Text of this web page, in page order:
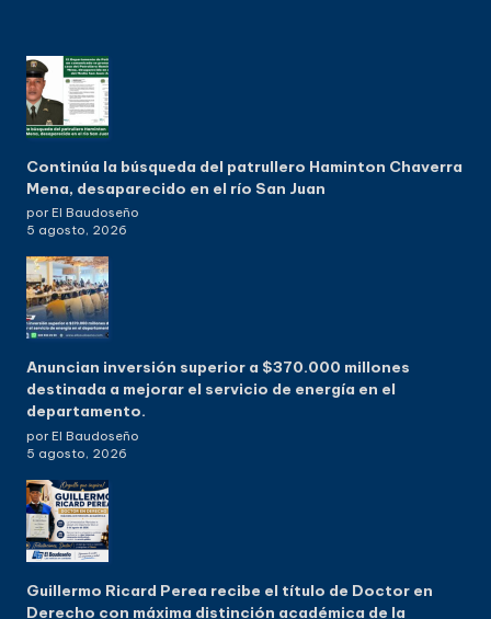
Continúa la búsqueda del patrullero Haminton Chaverra
Mena, desaparecido en el río San Juan
por El Baudoseño
5 agosto, 2026
Anuncian inversión superior a $370.000 millones
destinada a mejorar el servicio de energía en el
departamento.
por El Baudoseño
5 agosto, 2026
Guillermo Ricard Perea recibe el título de Doctor en
Derecho con máxima distinción académica de la